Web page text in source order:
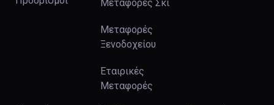
Μεταφορές Σκι
Μεταφορές
Ξενοδοχείου
Εταιρικές
Μεταφορές